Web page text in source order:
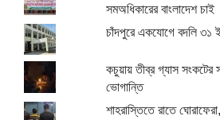
সমঅধিকারের বাংলাদেশ চাই
চাঁদপুরে একযোগে বদলি ৩১
কচুয়ায় তীব্র গ্যাস সংকটের
ভোগান্তি
শাহরাস্তিতে রাতে